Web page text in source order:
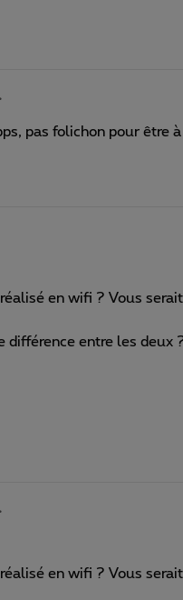
pas folichon pour être
en wifi ? Vous
différence entre les deux
en wifi ? Vous